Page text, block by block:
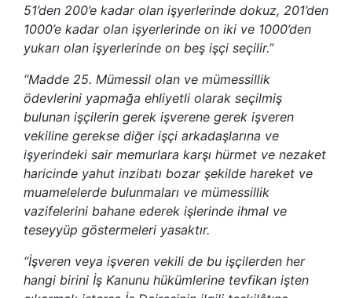
51’den 200’e kadar olan işyerlerinde dokuz, 201’den
1000’e kadar olan işyerlerinde on iki ve 1000’den
yukarı olan işyerlerinde on beş işçi seçilir.”
“Madde 25. Mümessil olan ve mümessillik
ödevlerini yapmağa ehliyetli olarak seçilmiş
bulunan işçilerin gerek işverene gerek işveren
vekiline gerekse diğer işçi arkadaşlarına ve
işyerindeki sair memurlara karşı hürmet ve nezaket
haricinde yahut inzibatı bozar şekilde hareket ve
muamelelerde bulunmaları ve mümessillik
vazifelerini bahane ederek işlerinde ihmal ve
teseyyüp göstermeleri yasaktır.
“İşveren veya işveren vekili de bu işçilerden her
hangi birini İş Kanunu hükümlerine tevfikan işten